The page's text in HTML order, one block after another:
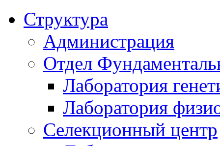
Структура
Администрация
Отдел
Лаборатория
Лаборатория
Селекционный центр